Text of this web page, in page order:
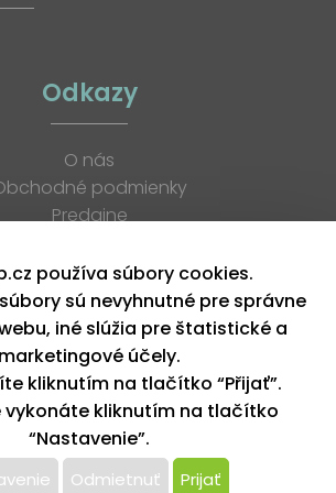
Odkazy
O nás
podmienky
Predajne
K stiahnutiu
Blog
Kontakt
Kariéra
XML feed
paper s. r. o. | Všetky práva vyhradené
design by MFP
používa súbory cookies.
sú nevyhnutné pre správne
iné slúžia pre štatistické a
marketingové účely.
kliknutím na tlačítko “Přijať”.
vykonáte kliknutím na tlačítko
“Nastavenie”.
Odmietnuť Prijať